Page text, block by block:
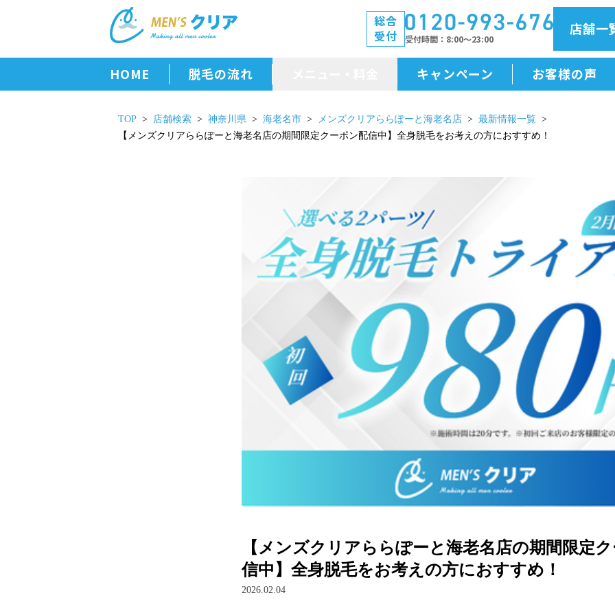
総合
受付
受付時間 8:00～23:00
店舗一
HOME 脱毛の流れ
メニュー・料金
キャンペーン お客様の声
TOP 店舗検索 神奈川県 海老名市 メンズクリアららぽーと海老名店
最新情報一覧
【メンズクリアららぽーと海老名店の期間限定クーポン配信中】全身脱毛をお考えの方におすすめ！
【メンズクリアららぽーと海老名店の期間限定
信中】全身脱毛をお考えの方におすすめ！
2026.02.04